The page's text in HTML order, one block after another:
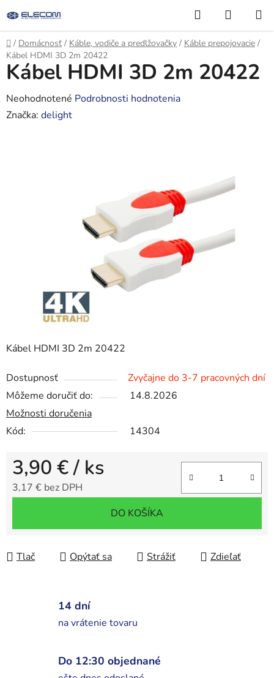
na
obsah
Hľadať
KOŠÍK
Domov
/ Domácnosť / Káble, vodiče a predlžovačky / Káble prepojovacie /
Kábel HDMI 3D 2m 20422
Kábel HDMI 3D 2m 20422
Dostupnosť
Zvyčajne do 3-7 pracovných dní
Môžeme doručiť do:
14.8.2026
Možnosti doručenia
Kód:
14304
3,90 €/ ks
3,17 € bez DPH
DO KOŠÍKA
Tlač Opýtať sa Strážiť Zdieľať
Kábel HDMI 3D 2m 20422
Priemerné
hodnotenie
Neohodnotené Podrobnosti hodnotenia
Značka: delight
14 dní
na vrátenie tovaru
Do 12:30 objednané